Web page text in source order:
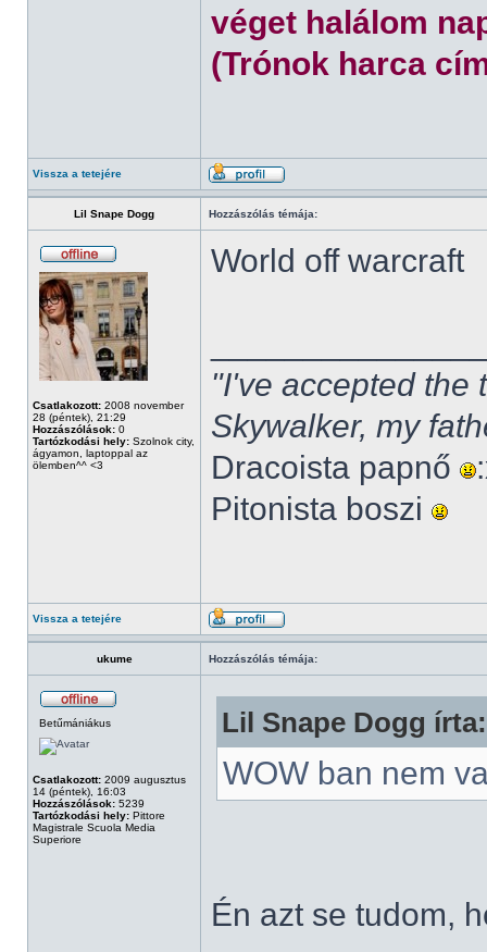
véget halálom
(Trónok harca
Vissza a tetejére
Lil Snape Dogg Hozzászólás témája:
Csatlakozott: 2008 november
28 (péntek), 21:29
Hozzászólások: 0
Tartózkodási hely: Szolnok city,
ágyamon, laptoppal az
ölemben^^ <3
World off warcraft
"I've accepted the
Skywalker, my
Dracoista papnő
Pitonista boszi
Vissza a tetejére
ukume Hozzászólás témája:
Betűmániákus
Csatlakozott: 2009 augusztus
14 (péntek), 16:03
Hozzászólások: 5239
Tartózkodási hely: Pittore
Magistrale Scuola Media
Superiore
Lil Snape Dogg írta:
WOW ban nem
Én azt se tudom,